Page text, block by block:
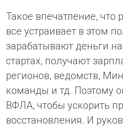
Такое впечатление, что
все устраивает в этом
зарабатывают деньги
стартах, получают
регионов, ведомств,
команды и тд. Поэтому
ВФЛА, чтобы ускорить
восстановления. И